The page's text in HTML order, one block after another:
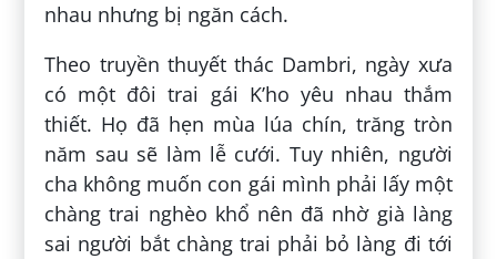
nhau nhưng bị ngăn cách.
Theo truyền thuyết thác Dambri, ngày xưa
có một đôi trai gái K’ho yêu nhau thắm
thiết. Họ đã hẹn mùa lúa chín, trăng tròn
năm sau sẽ làm lễ cưới. Tuy nhiên, người
cha không muốn con gái mình phải lấy một
chàng trai nghèo khổ nên đã nhờ già làng
sai người bắt chàng trai phải bỏ làng đi tới